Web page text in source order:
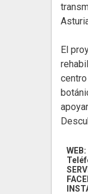
El
WEB: